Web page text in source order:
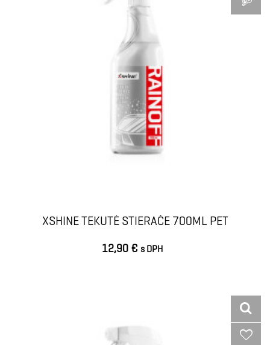
XSHINE TEKUTÉ STIERAČE 700ML PET
12,90 € s DPH